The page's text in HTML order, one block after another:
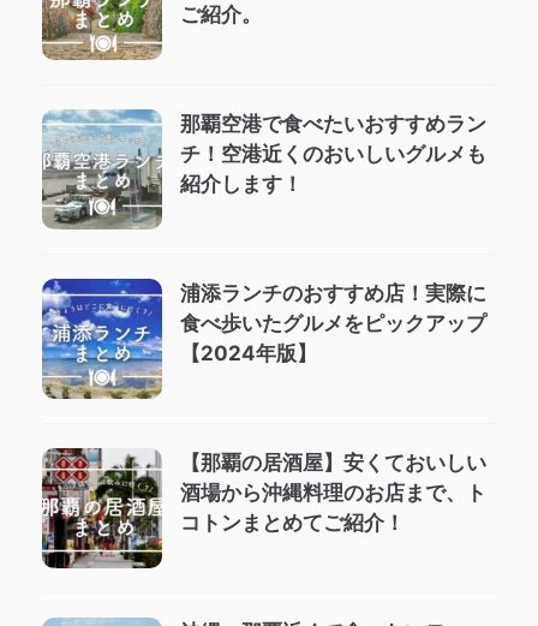
ご紹介。
那覇空港で食べたいおすすめラン
チ！空港近くのおいしいグルメも
紹介します！
浦添ランチのおすすめ店！実際に
食べ歩いたグルメをピックアップ
【2024年版】
【那覇の居酒屋】安くておいしい
酒場から沖縄料理のお店まで、ト
コトンまとめてご紹介！